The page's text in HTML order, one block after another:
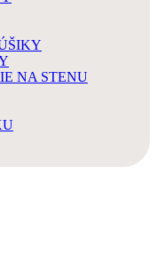
NA STENU